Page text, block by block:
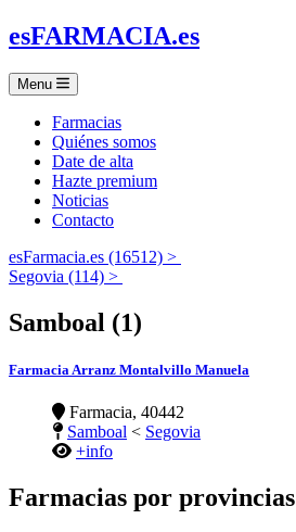
esFARMACIA.es
Menu
Farmacias
Quiénes somos
Date de alta
Hazte premium
Noticias
Contacto
esFarmacia.es (16512) >
Segovia (114) >
Samboal (1)
Farmacia Arranz Montalvillo Manuela
Farmacia, 40442
Samboal < Segovia
+info
Farmacias por provincias